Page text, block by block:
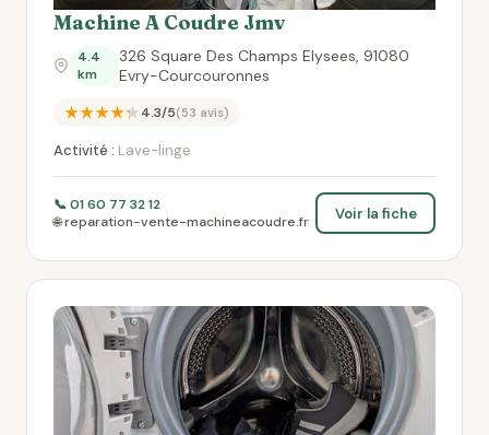
Machine A Coudre Jmv
4.4
km
326 Square Des Champs Elysees, 91080
Evry-Courcouronnes
★★★★★4.3/5(53 avis)
Activité : Lave-linge
📞 01 60 77 32 12
🌐 reparation-vente-machineacoudre.fr
Voir la fiche